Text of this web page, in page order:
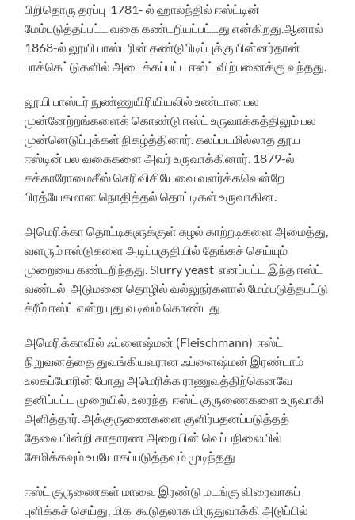
பிறிதொரு தரப்பு 1781- ல் ஹாலந்தில் ஈஸ்ட்டின்
மேம்படுத்தப்பட்ட வகை கண்டறியப்பட்டது என்கிறது.ஆனால்
1868-ல் லூயி பாஸ்டரின் கண்டுபிடிப்புக்கு பின்னர்தான்
பாக்கெட்டுகளில் அடைக்கப்பட்ட ஈஸ்ட் விற்பனைக்கு வந்தது.
லூயி பாஸ்டர் நுண்ணுயிரியியலில் உண்டான பல
முன்னேற்றங்களைக் கொண்டு ஈஸ்ட் உருவாக்கத்திலும் பல
முன்னெடுப்புக்கள் நிகழ்த்தினார். கலப்படமில்லாத தூய
ஈஸ்டின் பல வகைகளை அவர் உருவாக்கினார். 1879-ல்
சக்காரோமைசீஸ் செரிவிசியேவை வளர்க்கவென்றே
பிரத்யேகமான நொதித்தல் தொட்டிகள் உருவாகின.
அமெரிக்கா தொட்டிகளுக்குள் சுழல் காற்றடிகளை அமைத்து,
வளரும் ஈஸ்டுகளை அடிப்பகுதியில் தேங்கச் செய்யும்
முறையை கண்டறிந்தது. Slurry yeast எனப்பட்ட இந்த ஈஸ்ட்
வண்டல் அடுமனை தொழில் வல்லுநர்களால் மேம்படுத்தபட்டு
க்ரீம் ஈஸ்ட் என்ற புது வடிவம் கொண்டது
அமெரிக்காவில் ஃப்ளைஷ்மன் (Fleischmann) ஈஸ்ட்
நிறுவனத்தை துவங்கியவரான ஃப்ளைஷ்மன் இரண்டாம்
உலகப்போரின் போது அமெரிக்க ராணுவத்திற்கெனவே
தனிப்பட்ட முறையில், உலரந்த ஈஸ்ட் குருணைகளை உருவாகி
அளித்தார். அக்குருணைகளை குளிர்பதனப்படுத்தத்
தேவையின்றி சாதாரண அறையின் வெப்பநிலையில்
சேமிக்கவும் உபயோகப்படுத்தவும் முடிந்தது
ஈஸ்ட் குருணைகள் மாவை இரண்டு மடங்கு விரைவாகப்
புளிக்கச் செய்து, மிக கூடுதலாக மிருதுவாக்கி அடுப்பில்